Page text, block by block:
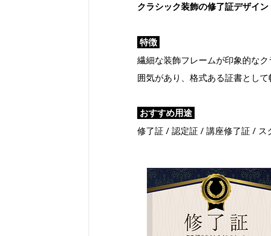
クラシック装飾の修了証デザイン
特徴
繊細な装飾フレームが印象的な
囲気があり、格式ある証書とし
おすすめ用途
修了証 / 認定証 / 講座修了証 /